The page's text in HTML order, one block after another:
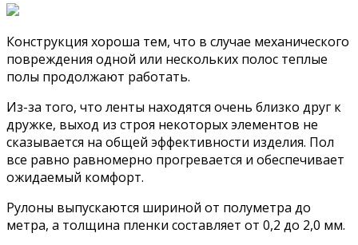
Конструкция хороша тем, что в случае механического
повреждения одной или нескольких полос теплые
полы продолжают работать.
Из-за того, что ленты находятся очень близко друг к
дружке, выход из строя некоторых элементов не
сказывается на общей эффективности изделия. Пол
все равно равномерно прогревается и обеспечивает
ожидаемый комфорт.
Рулоны выпускаются шириной от полуметра до
метра, а толщина пленки составляет от 0,2 до 2,0 мм.